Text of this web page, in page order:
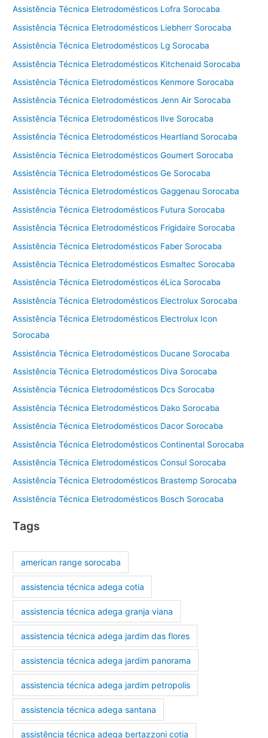
Assistência Técnica Eletrodomésticos Lofra Sorocaba
Assistência Técnica Eletrodomésticos Liebherr Sorocaba
Assistência Técnica Eletrodomésticos Lg Sorocaba
Assistência Técnica Eletrodomésticos Kitchenaid Sorocaba
Assistência Técnica Eletrodomésticos Kenmore Sorocaba
Assistência Técnica Eletrodomésticos Jenn Air Sorocaba
Assistência Técnica Eletrodomésticos Ilve Sorocaba
Assistência Técnica Eletrodomésticos Heartland Sorocaba
Assistência Técnica Eletrodomésticos Goumert Sorocaba
Assistência Técnica Eletrodomésticos Ge Sorocaba
Assistência Técnica Eletrodomésticos Gaggenau Sorocaba
Assistência Técnica Eletrodomésticos Futura Sorocaba
Assistência Técnica Eletrodomésticos Frigidaire Sorocaba
Assistência Técnica Eletrodomésticos Faber Sorocaba
Assistência Técnica Eletrodomésticos Esmaltec Sorocaba
Assistência Técnica Eletrodomésticos éLica Sorocaba
Assistência Técnica Eletrodomésticos Electrolux Sorocaba
Assistência Técnica Eletrodomésticos Electrolux Icon
Sorocaba
Assistência Técnica Eletrodomésticos Ducane Sorocaba
Assistência Técnica Eletrodomésticos Diva Sorocaba
Assistência Técnica Eletrodomésticos Dcs Sorocaba
Assistência Técnica Eletrodomésticos Dako Sorocaba
Assistência Técnica Eletrodomésticos Dacor Sorocaba
Assistência Técnica Eletrodomésticos Continental Sorocaba
Assistência Técnica Eletrodomésticos Consul Sorocaba
Assistência Técnica Eletrodomésticos Brastemp Sorocaba
Assistência Técnica Eletrodomésticos Bosch Sorocaba
Tags
american range sorocaba
assistencia técnica adega cotia
assistencia técnica adega granja viana
assistencia técnica adega jardim das flores
assistencia técnica adega jardim panorama
assistencia técnica adega jardim petropolis
assistencia técnica adega santana
assistência técnica adega bertazzoni cotia